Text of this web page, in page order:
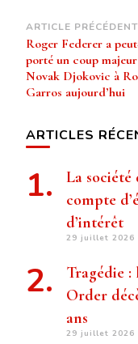
Navigation
d’article
ARTICLE PRÉCÉDENT
Roger Federer a
porté un coup
Novak Djokovic à
Garros aujourd’hui
ARTICLES
La
compte
d’intérêt
29 juillet 2026
Tragédie
Order
ans
29 juillet 2026